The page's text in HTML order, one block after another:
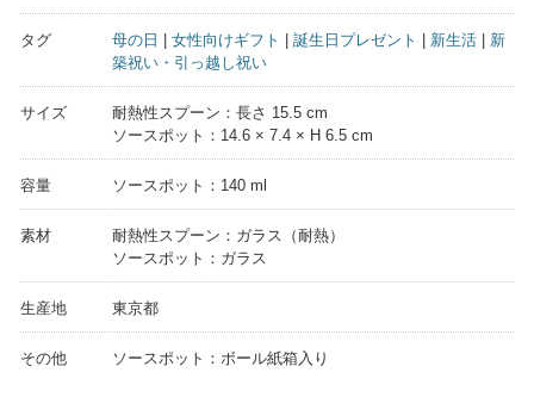
タグ 母の日 | 女性向けギフト | 誕生日プレゼント | 新生活 | 新
築祝い・引っ越し祝い
サイズ
耐熱性スプーン：長さ 15.5 cm
ソースポット：14.6 × 7.4 × H 6.5 cm
容量 ソースポット：140 ml
素材
耐熱性スプーン：ガラス（耐熱）
ソースポット：ガラス
生産地 東京都
その他 ソースポット：ボール紙箱入り